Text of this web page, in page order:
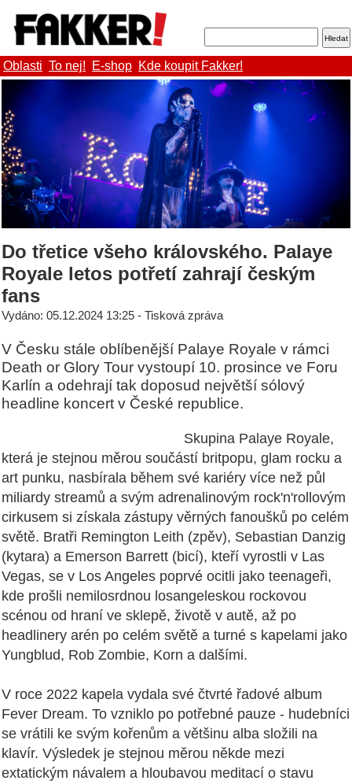
Oblasti To nej! E-shop Kde koupit Fakker!
Do třetice všeho královského. Palaye
Royale letos potřetí zahrají českým
fans
Vydáno: 05.12.2024 13:25 - Tisková zpráva
V Česku stále oblíbenější Palaye Royale v rámci
Death or Glory Tour vystoupí 10. prosince ve Foru
Karlín a odehrají tak doposud největší sólový
headline koncert v České republice.
Skupina Palaye Royale,
která je stejnou měrou součástí britpopu, glam rocku a
art punku, nasbírala během své kariéry více než půl
miliardy streamů a svým adrenalinovým rock'n'rollovým
cirkusem si získala zástupy věrných fanoušků po celém
světě. Bratři Remington Leith (zpěv), Sebastian Danzig
(kytara) a Emerson Barrett (bicí), kteří vyrostli v Las
Vegas, se v Los Angeles poprvé ocitli jako teenageři,
kde prošli nemilosrdnou losangeleskou rockovou
scénou od hraní ve sklepě, životě v autě, až po
headlinery arén po celém světě a turné s kapelami jako
Yungblud, Rob Zombie, Korn a dalšími.
V roce 2022 kapela vydala své čtvrté řadové album
Fever Dream. To vzniklo po potřebné pauze - hudebníci
se vrátili ke svým kořenům a většinu alba složili na
klavír. Výsledek je stejnou měrou někde mezi
extatickým návalem a hloubavou meditací o stavu